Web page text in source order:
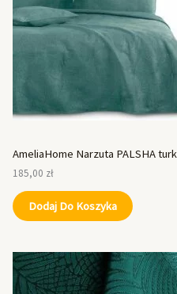
AmeliaHome Narzuta PALSHA
185,00 zł
Dodaj Do Koszyka